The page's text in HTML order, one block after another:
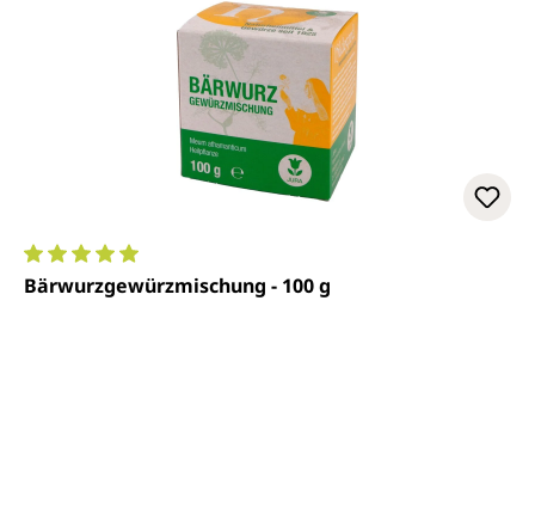
Durchschnittliche Bewertung von 5 von 5 Sternen
Bärwurzgewürzmischung - 100 g